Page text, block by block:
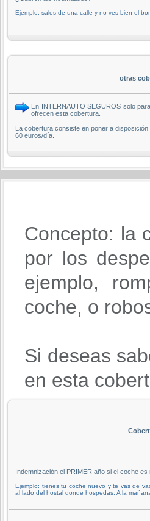
Ejemplo: sales de una calle y no ves bien el
otras
En INTERNAUTO SEGUROS solo
ofrecen esta cobertura.
La cobertura consiste en poner a
60 euros/día.
Concepto: la
por los
ejemplo,
coche, o
Si deseas
en esta
Indemnización el PRIMER año si el coche es
Ejemplo: tienes tu coche nuevo y te vas de
al lado del hostal donde hospedas. A la